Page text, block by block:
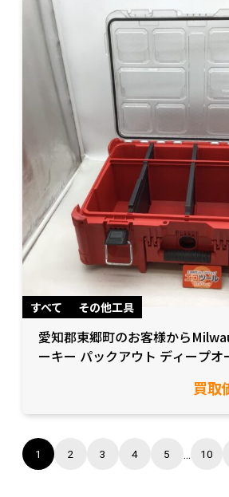
すべて その他工具
愛知郡東郷町のお客様から
ーキー パックアウト ディープオ
買取
1 2 3 4 5 ... 10